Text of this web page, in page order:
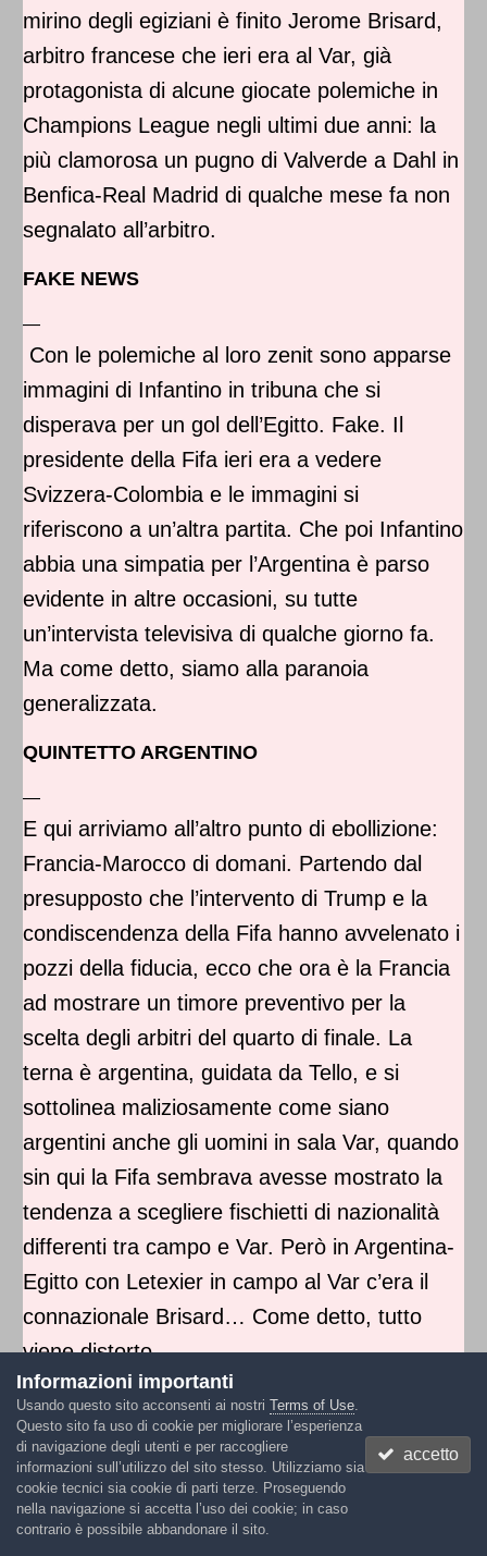
mirino degli egiziani è finito Jerome Brisard,
arbitro francese che ieri era al Var, già
protagonista di alcune giocate polemiche in
Champions League negli ultimi due anni: la
più clamorosa un pugno di Valverde a Dahl in
Benfica-Real Madrid di qualche mese fa non
segnalato all’arbitro.
FAKE NEWS
—
Con le polemiche al loro zenit sono apparse
immagini di Infantino in tribuna che si
disperava per un gol dell’Egitto. Fake. Il
presidente della Fifa ieri era a vedere
Svizzera-Colombia e le immagini si
riferiscono a un’altra partita. Che poi Infantino
abbia una simpatia per l’Argentina è parso
evidente in altre occasioni, su tutte
un’intervista televisiva di qualche giorno fa.
Ma come detto, siamo alla paranoia
generalizzata.
QUINTETTO ARGENTINO
—
E qui arriviamo all’altro punto di ebollizione:
Francia-Marocco di domani. Partendo dal
presupposto che l’intervento di Trump e la
condiscendenza della Fifa hanno avvelenato i
pozzi della fiducia, ecco che ora è la Francia
ad mostrare un timore preventivo per la
scelta degli arbitri del quarto di finale. La
terna è argentina, guidata da Tello, e si
sottolinea maliziosamente come siano
argentini anche gli uomini in sala Var, quando
sin qui la Fifa sembrava avesse mostrato la
tendenza a scegliere fischietti di nazionalità
differenti tra campo e Var. Però in Argentina-
Egitto con Letexier in campo al Var c’era il
connazionale Brisard… Come detto, tutto
viene distorto.
LA MAGLIA
—
E l’apparizione di fotografie della figlia di
Infantino con la maglia del Marocco, queste
Informazioni importanti
Usando questo sito acconsenti ai nostri Terms of Use.
Questo sito fa uso di cookie per migliorare l’esperienza
di navigazione degli utenti e per raccogliere
informazioni sull’utilizzo del sito stesso. Utilizziamo sia
cookie tecnici sia cookie di parti terze. Proseguendo
nella navigazione si accetta l’uso dei cookie; in caso
contrario è possibile abbandonare il sito.
accetto